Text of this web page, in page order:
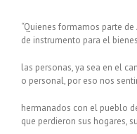
“Quienes formamos parte
de instrumento para el
las personas, ya sea en el
o personal, por eso nos
hermanados con el pueblo
que perdieron sus hogares,